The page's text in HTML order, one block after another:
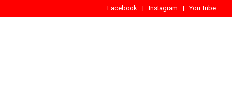
Facebook Instagram You Tube